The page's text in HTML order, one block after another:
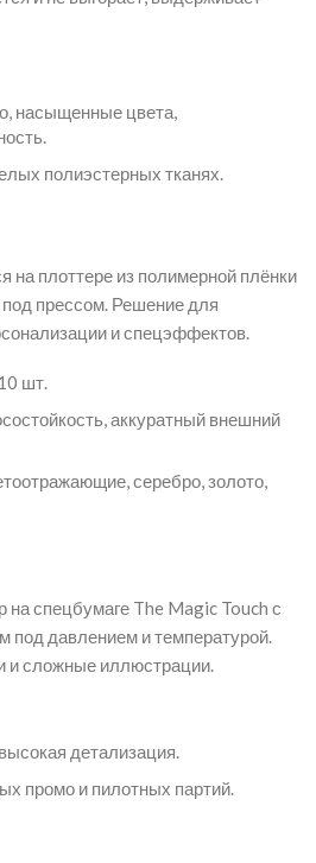
насыщенные цвета,
полиэстерных тканях.
на плоттере из полимерной плёнки
под прессом. Решение для
и спецэффектов.
шт.
аккуратный внешний
серебро, золото,
спецбумаге The Magic Touch с
давлением и температурой.
и сложные иллюстрации.
детализация.
промо и пилотных партий.